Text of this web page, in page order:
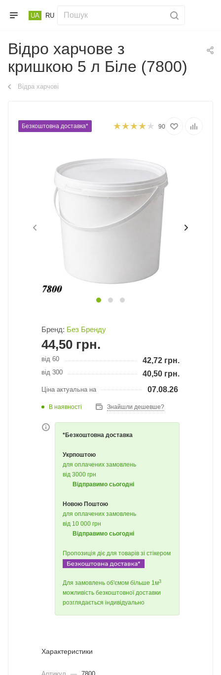
UA RU
Відро харчове з
кришкою 5 л Біле (7800)
Відра харчові
Безкоштовна доставка* 90
Бренд: Без Бренду
44,50 грн.
від 60 42,72 грн.
від 300 40,50 грн.
Ціна актуальна на 07.08.26
В наявності Знайшли дешевше?
*Безкоштовна доставка
Укрпоштою
для оплачених замовлень
від 3000 грн
Відправимо сьогодні
Новою Поштою
для оплачених замовлень
від 10 000 грн
Відправимо сьогодні
Пропозиція діє для товарів зі стікером
Для замовлень об'ємом більше 1м3
можливість безкоштовної доставки
розглядається індивідуально
Характеристики